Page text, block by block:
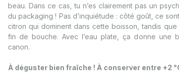
beau. Dans ce cas, tu n’es clairement pas un
du packaging ! Pas d’inquiétude : côté goût, ce
citron qui dominent dans cette boisson, tandis que
fin de bouche. Avec l’eau plate, ça donne une
canon.
À déguster bien fraîche ! À conserver entre +2